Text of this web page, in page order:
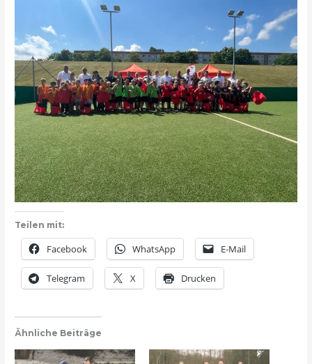
Teilen mit:
Facebook WhatsApp E-Mail
Telegram X Drucken
Ähnliche Beiträge